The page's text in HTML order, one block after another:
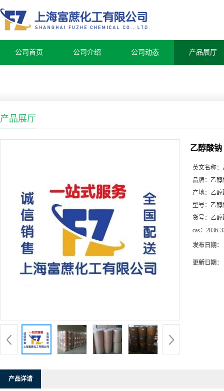
公司首页 公司介绍 公司动态 产品展厅
产品展厅
乙醇酸钠
英文名称：
品牌： 乙醇
产地： 乙醇
型号： 乙醇
货号： 乙醇
cas： 2836-
发布日期：
更新日期：
产品详请